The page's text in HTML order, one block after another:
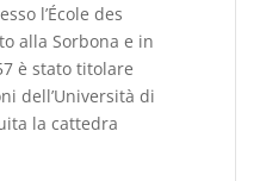
l’École des
alla Sorbona e in
è stato titolare
dell’Università di
la cattedra